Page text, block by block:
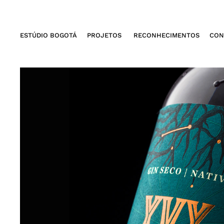
ESTÚDIO BOGOTÁ PROJETOS RECONHECIMENTOS